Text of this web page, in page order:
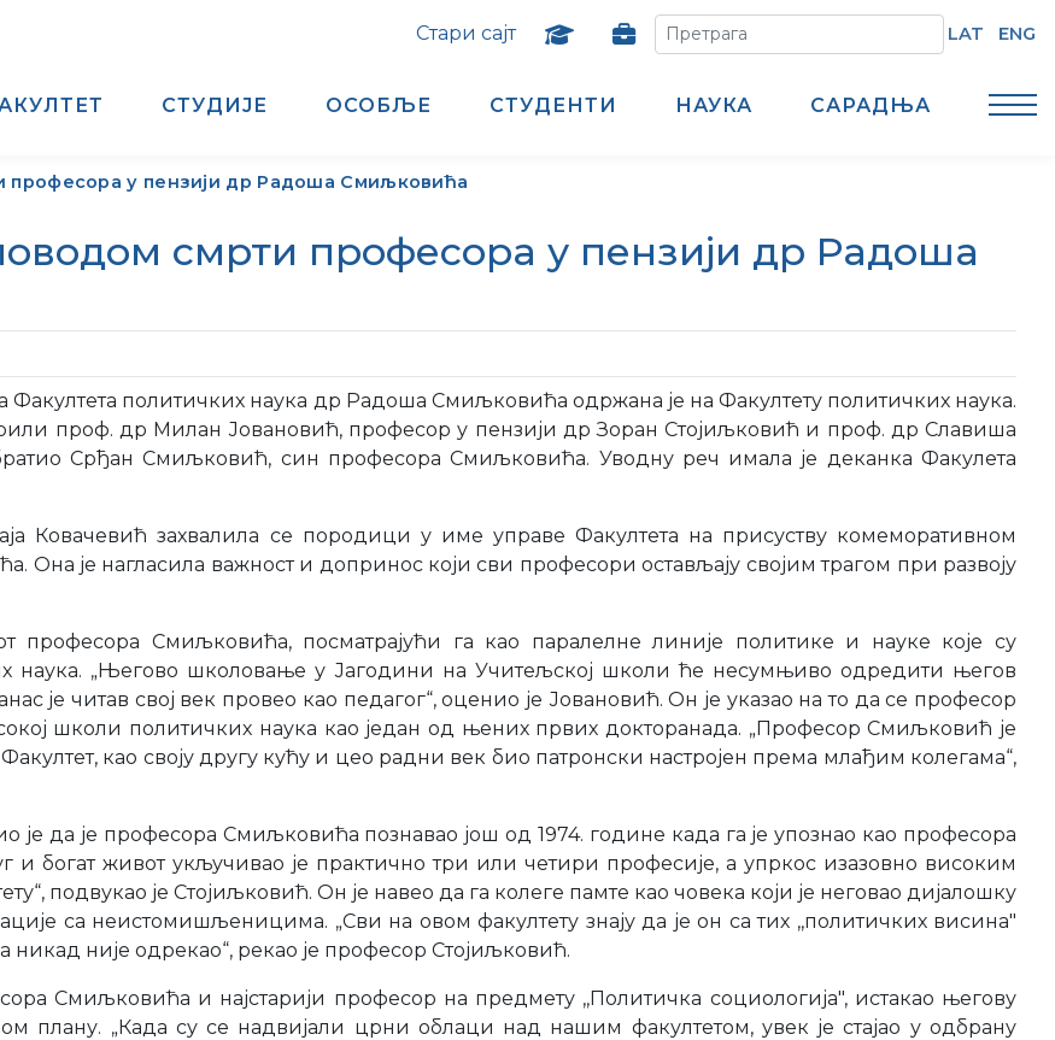
Стари сајт LAT ENG
СТУДИЈЕ ОСОБЉЕ СТУДЕНТИ НАУКА САРАДЊА
професора у пензији др Радоша Смиљковића
смрти професора у пензији др Радоша
политичких наука др Радоша Смиљковића одржана је на Факултету политичких наука.
проф. др Милан Јовановић, професор у пензији др Зоран Стојиљковић и проф. др Славиша
Срђан Смиљковић, син професора Смиљковића. Уводну реч имала је деканка Факулета
Ковачевић захвалила се породици у име управе Факултета на присуству комеморативном
је нагласила важност и допринос који сви професори остављају својим трагом при развоју
Смиљковића, посматрајући га као паралелне линије политике и науке које су
наука. „Његово школовање у Јагодини на Учитељској школи ће несумњиво одредити његов
је читав свој век провео као педагог“, оценио је Јовановић. Он је указао на то да се професор
школи политичких наука као један од њених првих докторанада. „Професор Смиљковић је
као своју другу кућу и цео радни век био патронски настројен према млађим колегама“,
је да је професора Смиљковића познавао још од 1974. године када га је упознао као професора
и богат живот укључивао је практично три или четири професије, а упркос изазовно високим
подвукао је Стојиљковић. Он је навео да га колеге памте као човека који је неговао дијалошку
са неистомишљеницима. „Сви на овом факултету знају да је он са тих ,,политичких висина"
није одрекао“, рекао је професор Стојиљковић.
Смиљковића и најстарији професор на предмету ,,Политичка социологија", истакао његову
плану. „Када су се надвијали црни облаци над нашим факултетом, увек је стајао у одбрану